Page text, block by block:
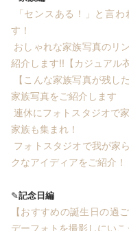
「センスある！」と言
す！
おしゃれな家族写真のリ
紹介します!!【カジュアル
【こんな家族写真が残し
家族写真をご紹介します
連休にフォトスタジオで
家族も集まれ！
フォトスタジオで我が家
クなアイディアをご紹介！
✎記念日編
【おすすめの誕生日の過
デーフォトを撮影しにい